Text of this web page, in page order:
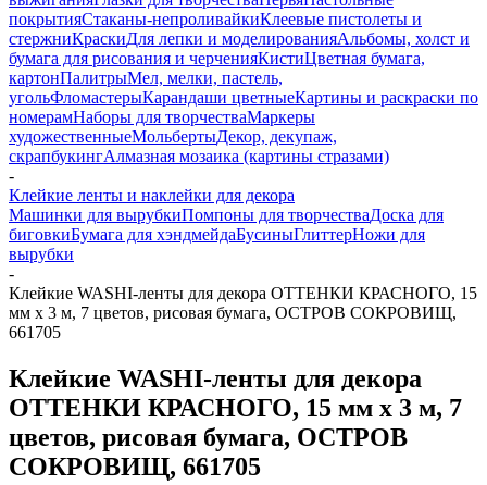
покрытияСтаканы-непроливайкиКлеевые пистолеты и
стержниКраскиДля лепки и моделированияАльбомы, холст и
бумага для рисования и черченияКистиЦветная бумага,
картонПалитрыМел, мелки, пастель,
угольФломастерыКарандаши цветныеКартины и раскраски по
номерамНаборы для творчестваМаркеры
художественныеМольбертыДекор, декупаж,
скрапбукингАлмазная мозаика (картины стразами)
-
Клейкие ленты и наклейки для декора
Машинки для вырубкиПомпоны для творчестваДоска для
биговкиБумага для хэндмейдаБусиныГлиттерНожи для
вырубки
-
Клейкие WASHI-ленты для декора ОТТЕНКИ КРАСНОГО, 15
мм х 3 м, 7 цветов, рисовая бумага, ОСТРОВ СОКРОВИЩ,
661705
Клейкие WASHI-ленты для декора
ОТТЕНКИ КРАСНОГО, 15 мм х 3 м, 7
цветов, рисовая бумага, ОСТРОВ
СОКРОВИЩ, 661705